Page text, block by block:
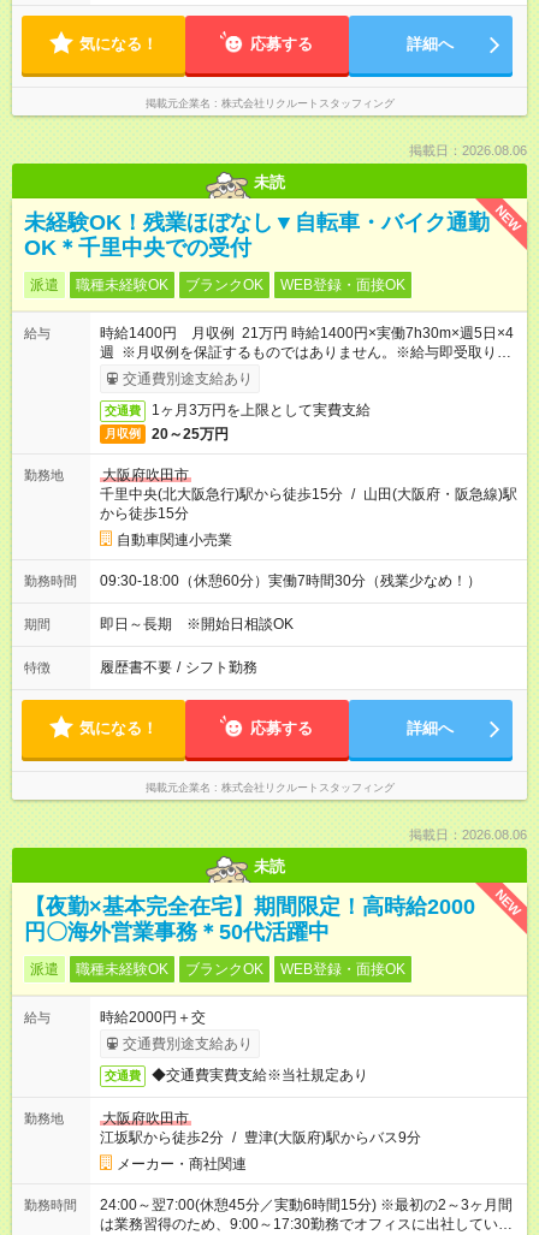
気になる！ 応募する 詳細へ
掲載元企業名 株式会社リクルートスタッフィング
掲載日：2026.08.06
未読
NEW
未経験OK！残業ほぼなし▼自転車・バイク通勤
OK＊千里中央での受付
派遣 職種未経験OK ブランクOK WEB登録・面接OK
給与
時給1400円 月収例 21万円 時給1400円×実働7h30m×週5日×4
週 ※月収例を保証するものではありません。※給与即受取りサ
ービス利用可（利用条件有）
交通費別途支給あり
交通費 1ヶ月3万円を上限として実費支給
月収例 20～25万円
勤務地
大阪府吹田市
千里中央(北大阪急行)駅から徒歩15分 / 山田(大阪府・阪急線)駅
から徒歩15分
自動車関連小売業
勤務時間 09:30-18:00（休憩60分）実働7時間30分（残業少なめ！）
期間 即日～長期 ※開始日相談OK
特徴 履歴書不要 / シフト勤務
気になる！ 応募する 詳細へ
掲載元企業名 株式会社リクルートスタッフィング
掲載日：2026.08.06
未読
NEW
【夜勤×基本完全在宅】期間限定！高時給2000
円〇海外営業事務＊50代活躍中
派遣 職種未経験OK ブランクOK WEB登録・面接OK
給与
時給2000円＋交
交通費別途支給あり
交通費 ◆交通費実費支給※当社規定あり
勤務地
大阪府吹田市
江坂駅から徒歩2分 / 豊津(大阪府)駅からバス9分
メーカー・商社関連
勤務時間
24:00～翌7:00(休憩45分／実動6時間15分) ※最初の2～3ヶ月間
は業務習得のため、9:00～17:30勤務でオフィスに出社していた